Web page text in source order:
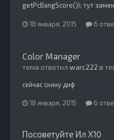
getPcBangScore()); тут
18 января, 2015 6
Color Manager
тема ответил warc222 в
сейчас скину диф
18 января, 2015 6
Посоветуйте Ил Х10